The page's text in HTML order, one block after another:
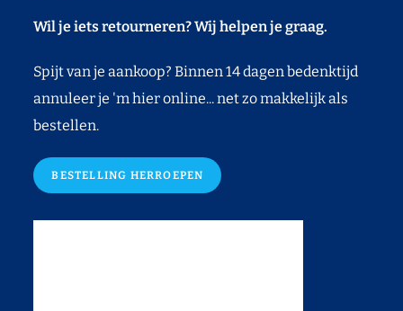
Wil je iets retourneren? Wij helpen je graag.
Spijt van je aankoop? Binnen 14 dagen bedenktijd
annuleer je 'm hier online... net zo makkelijk als
bestellen.
BESTELLING HERROEPEN